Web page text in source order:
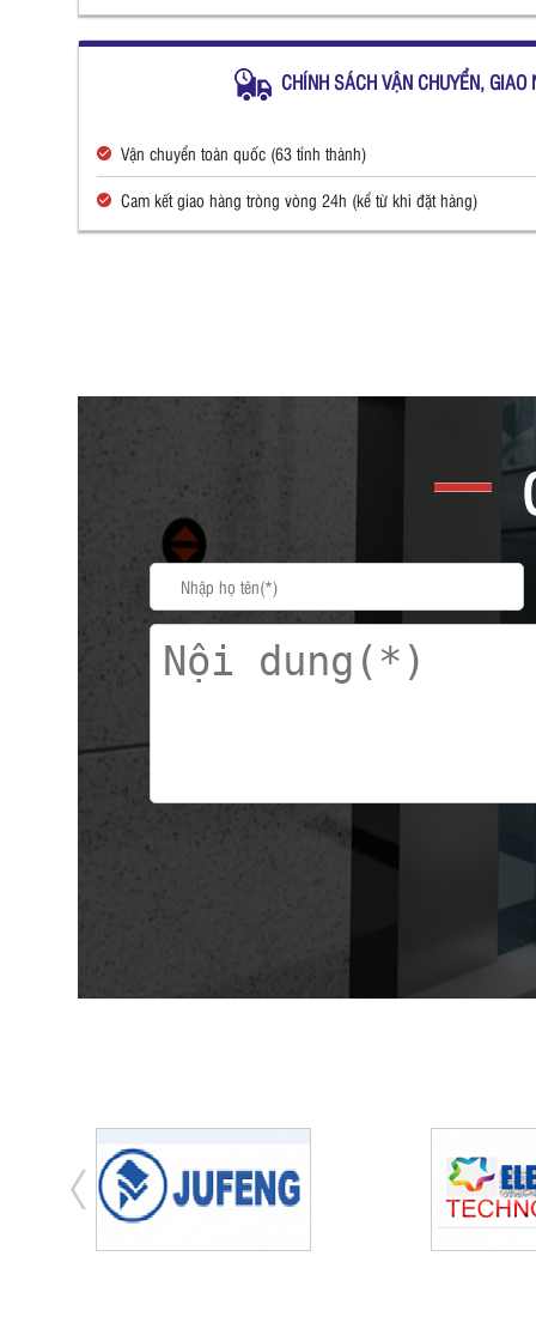
CHÍNH SÁCH VẬN CHUYỂN, GIAO
Vận chuyển toàn quốc (63 tỉnh thành)
Cam kết giao hàng tròng vòng 24h (kể từ khi đặt hàng)